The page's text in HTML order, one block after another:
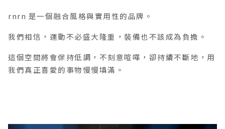
rnrn 是一個融合風格與實用性的品牌。
我們相信，運動不必盛大隆重，裝備也不該成為負擔。
這個空間將會保持低調，不刻意喧嘩，卻持續不斷地，用
我們真正喜愛的事物慢慢填滿。